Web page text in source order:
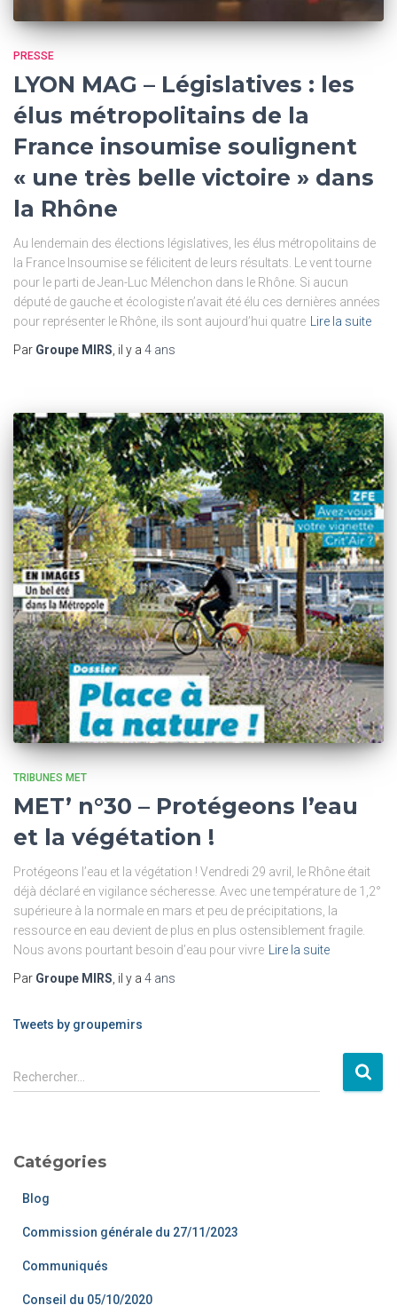
PRESSE
LYON MAG – Législatives : les
élus métropolitains de la
France insoumise soulignent
« une très belle victoire » dans
la Rhône
Au lendemain des élections législatives, les élus métropolitains de
la France Insoumise se félicitent de leurs résultats. Le vent tourne
pour le parti de Jean-Luc Mélenchon dans le Rhône. Si aucun
député de gauche et écologiste n’avait été élu ces dernières années
pour représenter le Rhône, ils sont aujourd’hui quatre Lire la suite
Par Groupe MIRS, il y a 4 ans
TRIBUNES MET
MET’ n°30 – Protégeons l’eau
et la végétation !
Protégeons l’eau et la végétation ! Vendredi 29 avril, le Rhône était
déjà déclaré en vigilance sécheresse. Avec une température de 1,2°
supérieure à la normale en mars et peu de précipitations, la
ressource en eau devient de plus en plus ostensiblement fragile.
Nous avons pourtant besoin d’eau pour vivre
Lire la suite
Par Groupe MIRS , il y a 4 ans
Tweets by groupemirs
Rechercher…
Catégories
Blog
Commission générale du 27/11/2023
Communiqués
Conseil du 05/10/2020